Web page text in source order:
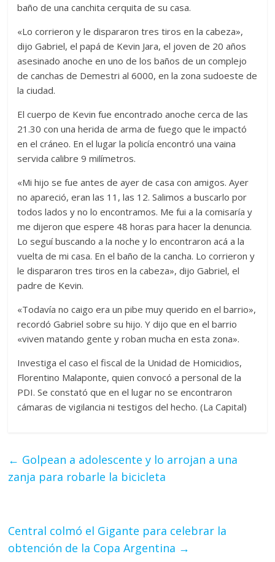
baño de una canchita cerquita de su casa.
«Lo corrieron y le dispararon tres tiros en la cabeza»,
dijo Gabriel, el papá de Kevin Jara, el joven de 20 años
asesinado anoche en uno de los baños de un complejo
de canchas de Demestri al 6000, en la zona sudoeste de
la ciudad.
El cuerpo de Kevin fue encontrado anoche cerca de las
21.30 con una herida de arma de fuego que le impactó
en el cráneo. En el lugar la policía encontró una vaina
servida calibre 9 milímetros.
«Mi hijo se fue antes de ayer de casa con amigos. Ayer
no apareció, eran las 11, las 12. Salimos a buscarlo por
todos lados y no lo encontramos. Me fui a la comisaría y
me dijeron que espere 48 horas para hacer la denuncia.
Lo seguí buscando a la noche y lo encontraron acá a la
vuelta de mi casa. En el baño de la cancha. Lo corrieron y
le dispararon tres tiros en la cabeza», dijo Gabriel, el
padre de Kevin.
«Todavía no caigo era un pibe muy querido en el barrio»,
recordó Gabriel sobre su hijo. Y dijo que en el barrio
«viven matando gente y roban mucha en esta zona».
Investiga el caso el fiscal de la Unidad de Homicidios,
Florentino Malaponte, quien convocó a personal de la
PDI. Se constató que en el lugar no se encontraron
cámaras de vigilancia ni testigos del hecho. (La Capital)
← Golpean a adolescente y lo arrojan a una
zanja para robarle la bicicleta
Central colmó el Gigante para celebrar la
obtención de la Copa Argentina →